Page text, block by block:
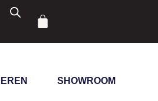
Winkelwagen
SHOWROOM